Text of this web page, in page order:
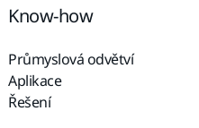
Know-how
Průmyslová odvětví
Aplikace
Řešení